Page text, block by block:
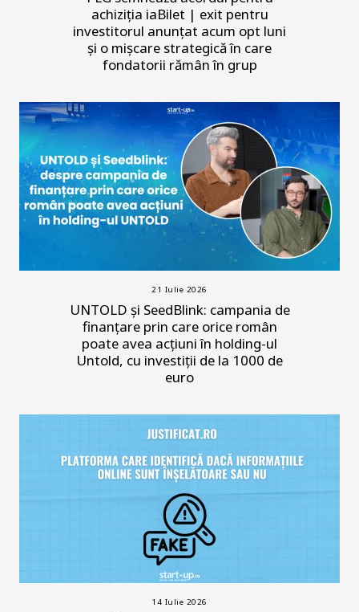
achiziția iaBilet | exit pentru
investitorul anunțat acum opt luni
și o mișcare strategică în care
fondatorii rămân în grup
21 Iulie 2026
UNTOLD și SeedBlink: campania de
finanțare prin care orice român
poate avea acțiuni în holding-ul
Untold, cu investiții de la 1000 de
euro
14 Iulie 2026